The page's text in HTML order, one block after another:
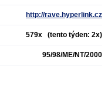
http://rave.hyperlink.cz
579x (tento týden: 2x)
95/98/ME/NT/2000